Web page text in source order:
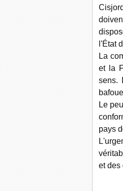
l'État
La
et la
sens.
Le
pays
et des